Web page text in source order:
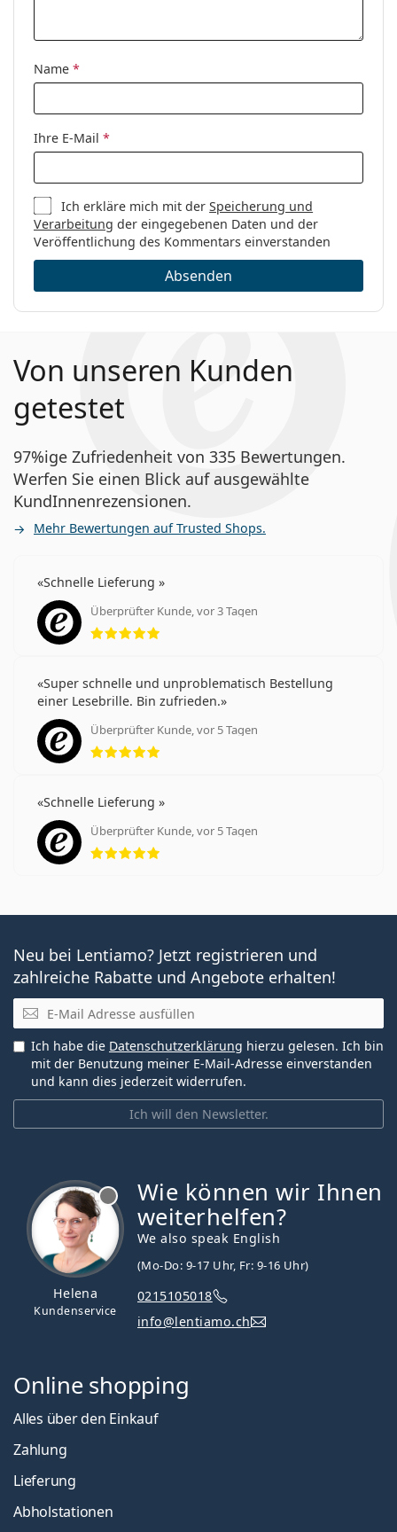
Marke:
Tommy Hilfiger
Code:
Name *
Ihre E-Mail *
Ich erkläre mich mit derSpeicherung und
Verarbeitung der eingegebenen Daten und der
Veröffentlichung des Kommentars einverstanden
Absenden
Von unseren Kunden
getestet
97%ige Zufriedenheit von 335 Bewertungen.
Werfen Sie einen Blick auf ausgewählte
KundInnenrezensionen.
Mehr Bewertungen auf Trusted Shops.
Schnelle Lieferung
Überprüfter Kunde, vor 3 Tagen
Bewertung 5 aus 5
Super schnelle und unproblematisch Bestellung
einer Lesebrille. Bin zufrieden.
Überprüfter Kunde, vor 5 Tagen
Bewertung 5 aus 5
Schnelle Lieferung
Überprüfter Kunde, vor 5 Tagen
Bewertung 5 aus 5
Neu bei Lentiamo? Jetzt registrieren und
zahlreiche Rabatte und Angebote erhalten!
E-Mail
Ich will den Newsletter.
Ich habe die Datenschutzerklärung hierzu gelesen. Ich bin
mit der Benutzung meiner E-Mail-Adresse einverstanden
und kann dies jederzeit widerrufen.
Helena
Kundenservice
Wie können wir Ihnen
weiterhelfen?
We also speak English
(Mo-Do: 9-17 Uhr, Fr: 9-16 Uhr)
0215105018
info@lentiamo.ch
Online shopping
Alles über den Einkauf
Zahlung
Lieferung
Abholstationen